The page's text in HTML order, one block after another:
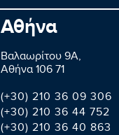
Αθήνα
Βαλαωρίτου 9A,
Aθήνα 106 71
(+30) 210 36 09 306
(+30) 210 36 44 752
(+30) 210 36 40 863